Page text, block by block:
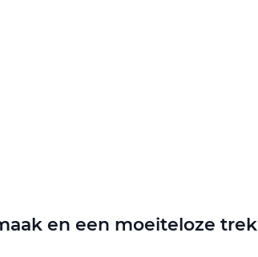
en een moeiteloze trek